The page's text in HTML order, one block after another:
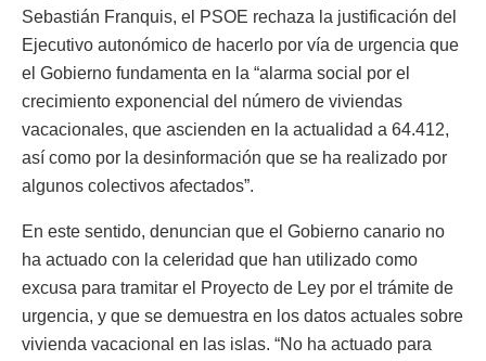
Sebastián Franquis, el PSOE rechaza la justificación del
Ejecutivo autonómico de hacerlo por vía de urgencia que
el Gobierno fundamenta en la “alarma social por el
crecimiento exponencial del número de viviendas
vacacionales, que ascienden en la actualidad a 64.412,
así como por la desinformación que se ha realizado por
algunos colectivos afectados”.
En este sentido, denuncian que el Gobierno canario no
ha actuado con la celeridad que han utilizado como
excusa para tramitar el Proyecto de Ley por el trámite de
urgencia, y que se demuestra en los datos actuales sobre
vivienda vacacional en las islas. “No ha actuado para